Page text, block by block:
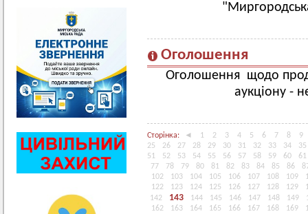
Оголошення
Оголошення щодо
аукціону -
Сторінка: ◄ 1 2 3 4 5 6 7 8
9
25
26 27 28 29 30 31 32 33 34
35
51
52 53 54 55 56 57 58 59 60
61
77
78 79 80 81 82 83 84 85 86
102
103 104 105 106 107 108 109
122
123 124 125 126 127 128 129
142
143 144 145 146 147 148 149
162
163 164 165 166 167 168 169